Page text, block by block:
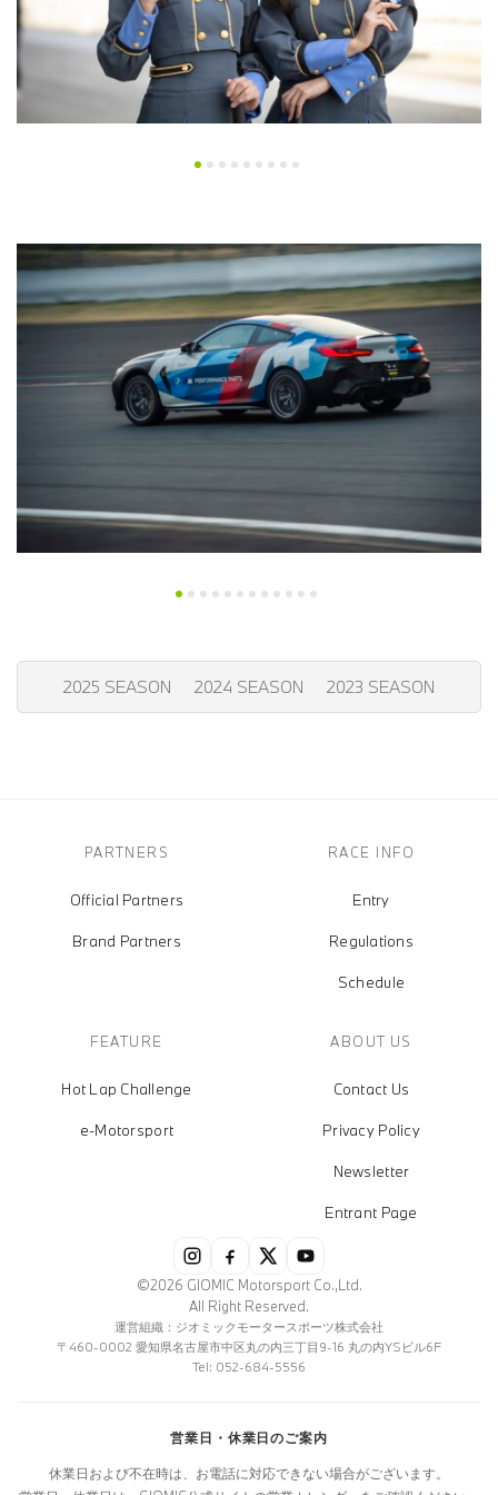
2025 SEASON 2024 SEASON 2023 SEASON
PARTNERS
Official Partners
Brand Partners
RACE INFO
Entry
Regulations
Schedule
FEATURE
Hot Lap Challenge
e-Motorsport
ABOUT US
Contact Us
Privacy Policy
Newsletter
Entrant Page
©2026 GIOMIC Motorsport Co.,Ltd.
All Right Reserved.
運営組織：ジオミックモータースポーツ株式会社
〒460-0002 愛知県名古屋市中区丸の内三丁目9-16 丸の内YSビル6F
Tel: 052-684-5556
営業日・休業日のご案内
休業日および不在時は、お電話に対応できない場合がございます。